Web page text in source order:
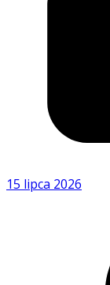
15 lipca 2026